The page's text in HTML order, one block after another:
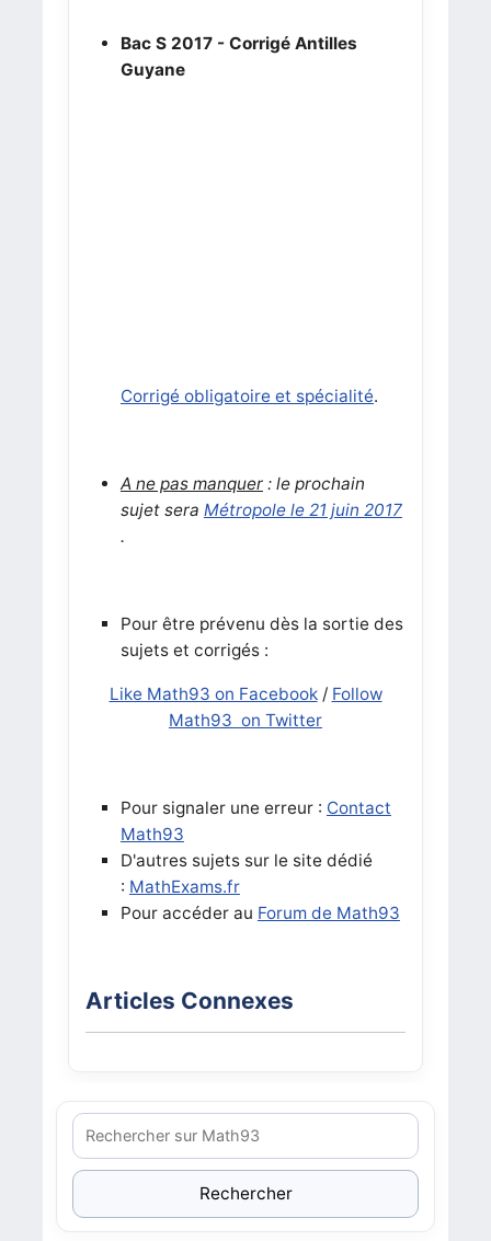
Bac S 2017 - Corrigé Antilles
Guyane
Corrigé obligatoire et spécialité.
A ne pas manquer: le prochain
sujet sera Métropole le 21 juin 2017
.
Pour être prévenu dès la sortie des
sujets et corrigés :
Like Math93 on Facebook/ Follow
Math93 on Twitter
Pour signaler une erreur : Contact
Math93
D'autres sujets sur le site dédié
: MathExams.fr
Pour accéder au Forum de Math93
Articles Connexes
Rechercher